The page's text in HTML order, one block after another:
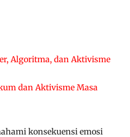
Algoritma, dan Aktivisme
dan Aktivisme Masa
konsekuensi emosi